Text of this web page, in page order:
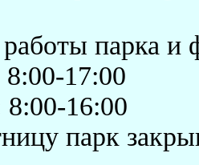
парка и
17:00
8:00-16:00
парк